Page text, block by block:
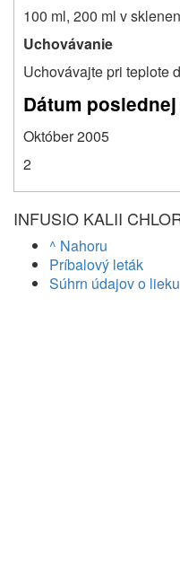
100 ml, 200 ml v
Uchovávanie
Uchovávajte pri teplote
Dátum
Október 2005
2
INFUSIO KALII
^ Nahoru
Príbalový leták
Súhrn údajov o lieku